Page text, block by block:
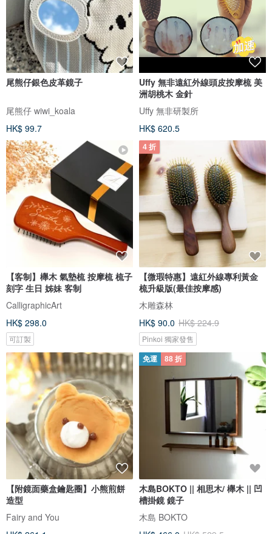
尾熊仔銀色皮革鏡子
尾熊仔 wiwi_koala
HK$ 99.7
Uffy 無非遠紅外線頭皮按摩梳 美
洲胡桃木 金針
Uffy 無非研製所
HK$ 620.5
【客制】櫸木 氣墊梳 按摩梳 梳子
刻字 生日 姊妹 客制
CalligraphicArt
HK$ 298.0
可訂製
4 折
【微瑕特惠】遠紅外線專利黃金
梳升級版(最佳按摩感)
木雕森林
HK$ 90.0 HK$ 224.9
Pinkoi 獨家發售
【附鏡面藥盒鑰匙圈】小熊煎餅
造型
Fairy and You
免運 88 折
木島BOKTO || 相思木/ 櫸木 || 凹
槽掛鏡 鏡子
木島 BOKTO